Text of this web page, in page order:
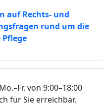
auf Rechts- und
rund um die
von 9:00–18:00
für Sie erreichbar.